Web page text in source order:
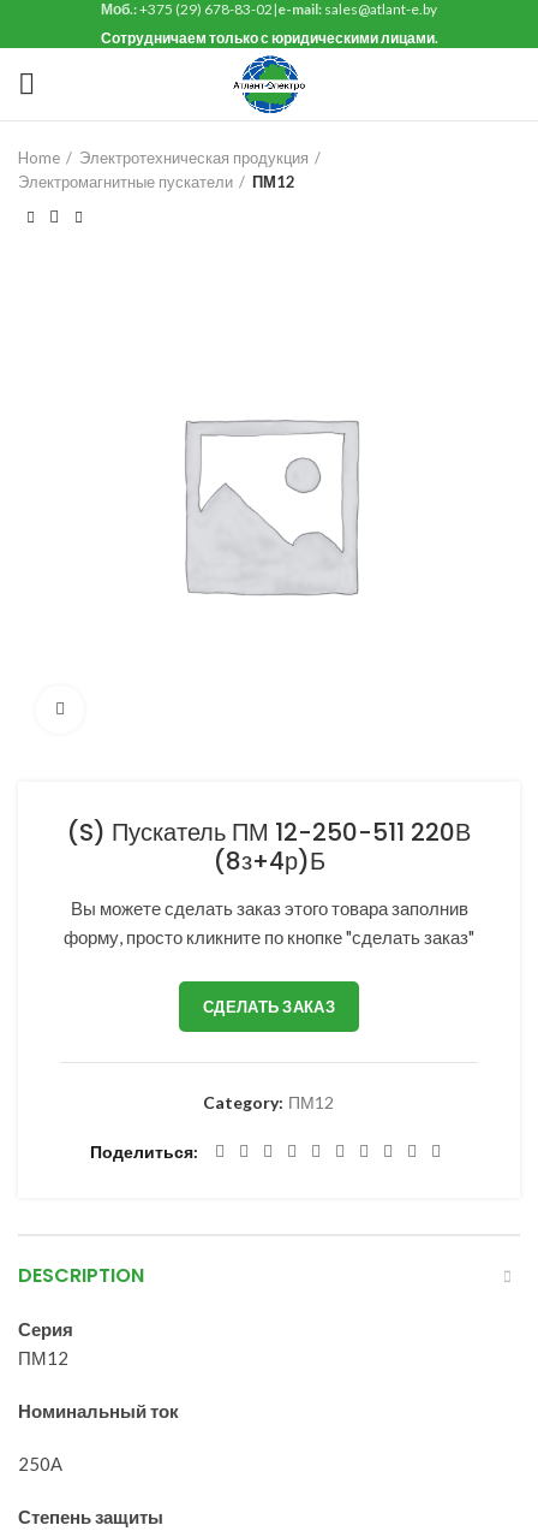
Моб.:+375 (29) 678-83-02 |e-mail: sales@atlant-e.by
Сотрудничаем только с юридическими лицами.
Home
Электротехническая продукция
Электромагнитные пускатели
ПМ12
(S) Пускатель ПМ 12-250-511 220В
(8з+4р)Б
Вы можете сделать заказ этого товара заполнив
форму, просто кликните по кнопке "сделать заказ"
СДЕЛАТЬ ЗАКАЗ
Category: ПМ12
Поделиться
DESCRIPTION
Серия
ПМ12
Номинальный ток
250А
Степень защиты